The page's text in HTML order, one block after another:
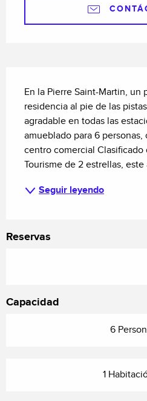
En la Pierre Saint-Martin, un
residencia al pie de las
agradable en todas las
amueblado para 6
centro comercial
Tourisme de 2 estrellas,
Seguir leyendo
Reservas
Capacidad
6
1